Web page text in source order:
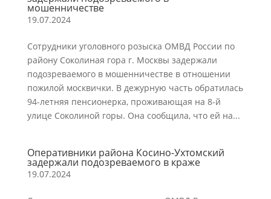
мошенничестве
19.07.2024
Сотрудники уголовного розыска ОМВД России по
району Соколиная гора г. Москвы задержали
подозреваемого в мошенничестве в отношении
пожилой москвички. В дежурную часть обратилась
94-летняя пенсионерка, проживающая на 8-й
улице Соколиной горы. Она сообщила, что ей на...
Оперативники района Косино-Ухтомский
задержали подозреваемого в краже
19.07.2024